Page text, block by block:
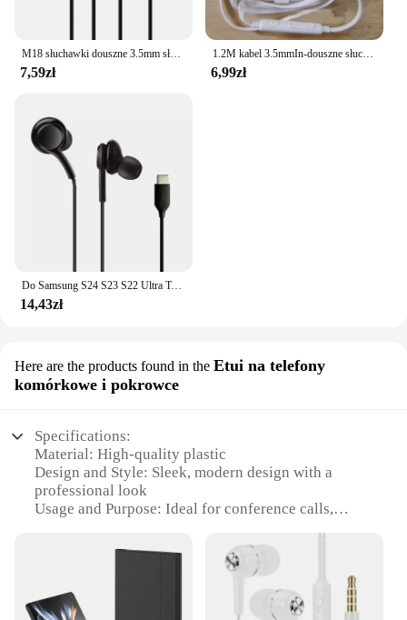
M18 słuchawki douszne 3.5mm słuchawki douszne uniwersalne 1.2 m słuchawki stereofoniczne przewodowe do telefonu zestaw słuchawkowy do Samsung Xiaomi
7,59zł
1.2M kabel 3.5mmIn-douszne słuchawki słuchawkowe słuchawki Stereo z mikrofonem do Samsung Galaxy Dropshipping
6,99zł
Do Samsung S24 S23 S22 Ultra Type C Słuchawki douszne Przewodowe z mikrofonem Stereofoniczne słuchawki Hi-Fi z redukcją szumów do A55 A54
14,43zł
Here are the products found in the Etui na telefony
komórkowe i pokrowce
Specifications:
Material: High-quality plastic
Design and Style: Sleek, modern design with a
professional look
Usage and Purpose: Ideal for conference calls,
Performance and Property: Crystal-clear audio with
noise-cancellation capabilities
Parts and Accessories: Includes a durable carrying
case and protective covers